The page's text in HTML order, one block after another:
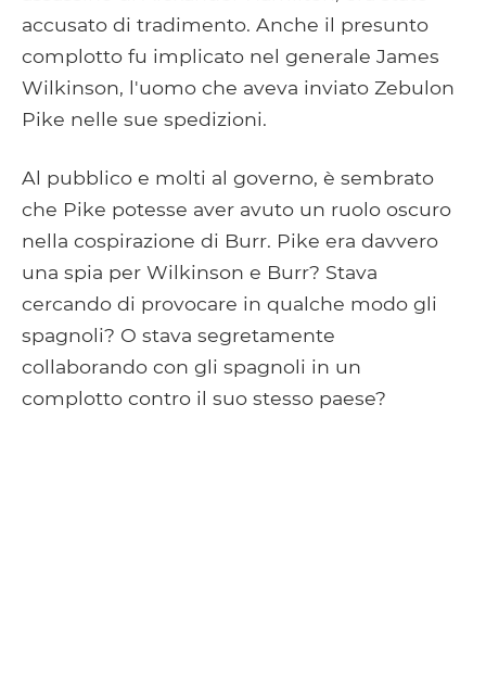
accusato di tradimento. Anche il presunto
complotto fu implicato nel generale James
Wilkinson, l'uomo che aveva inviato Zebulon
Pike nelle sue spedizioni.
Al pubblico e molti al governo, è sembrato
che Pike potesse aver avuto un ruolo oscuro
nella cospirazione di Burr. Pike era davvero
una spia per Wilkinson e Burr? Stava
cercando di provocare in qualche modo gli
spagnoli? O stava segretamente
collaborando con gli spagnoli in un
complotto contro il suo stesso paese?